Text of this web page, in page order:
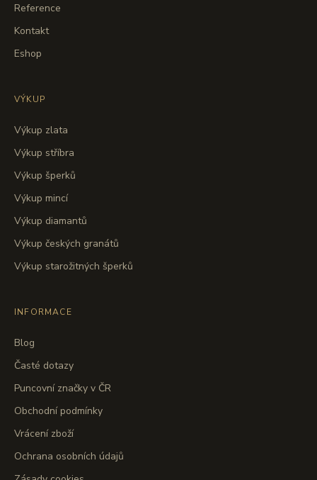
Reference
Kontakt
Eshop
VÝKUP
Výkup zlata
Výkup stříbra
Výkup šperků
Výkup mincí
Výkup diamantů
Výkup českých granátů
Výkup starožitných šperků
INFORMACE
Blog
Časté dotazy
Puncovní značky v ČR
Obchodní podmínky
Vrácení zboží
Ochrana osobních údajů